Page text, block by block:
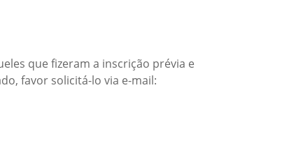
que fizeram a inscrição prévia e
favor solicitá-lo via e-mail: